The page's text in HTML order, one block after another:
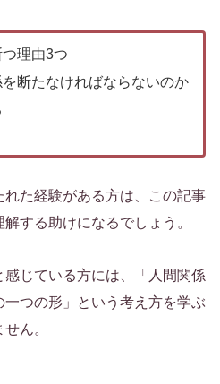
理由3つ
断たなければならないのか
れた経験がある方は、この記事
する助けになるでしょう。
じている方には、「人間関係
つの形」という考え方を学ぶ
ん。